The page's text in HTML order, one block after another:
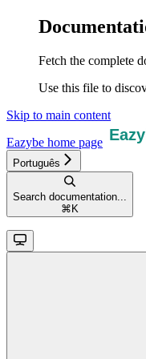
Fetch the complete
Use this file to
Skip to main content
Eazybe home page
Português
Search documentation...
⌘ K